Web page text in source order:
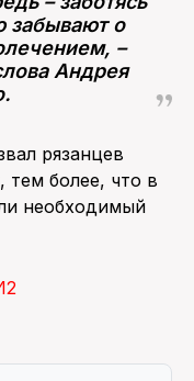
забывают о
–
Андрея
рязанцев
тем более, что в
необходимый